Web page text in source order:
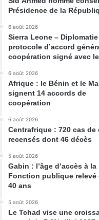
Présidence de la
6 août 2026
Sierra Leone –
protocole d’accord
coopération signé avec
6 août 2026
Afrique : le Bénin et le
signent 14 accords de
coopération
6 août 2026
Centrafrique : 720 cas de
recensés dont 46 décès
5 août 2026
Gabin : l’âge d’accès à la
Fonction publique relevé
40 ans
5 août 2026
Le Tchad vise une